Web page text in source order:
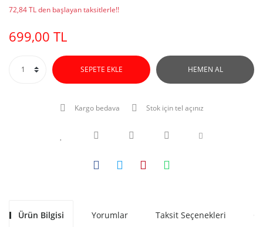
72,84 TL den başlayan taksitlerle!!
699,00 TL
SEPETE EKLE HEMEN AL
Kargo bedava Stok için tel açınız
Ürün Bilgisi Yorumlar Taksit Seçenekleri